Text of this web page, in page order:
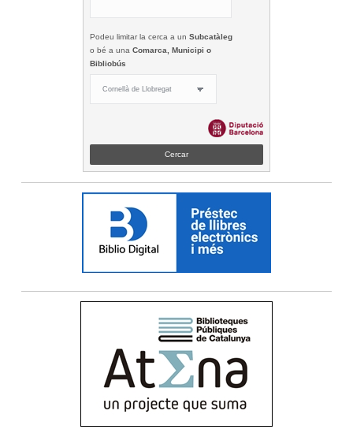
Podeu limitar la cerca a un Subcatàleg
o bé a una Comarca, Municipi o
Bibliobús